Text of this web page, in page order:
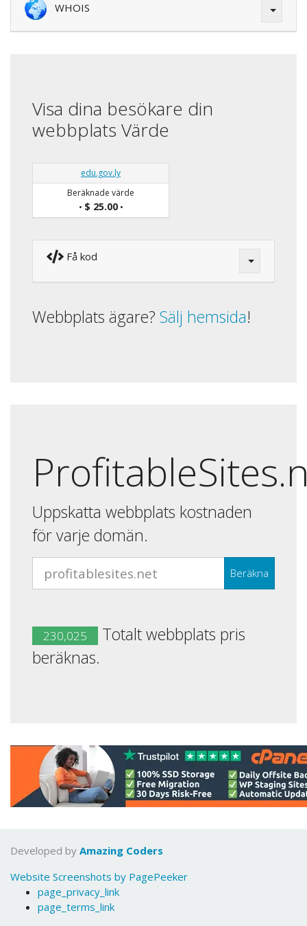
WHOIS
Visa dina besökare din
webbplats Värde
edu.gov.ly
Beräknade värde
• $ 25.00•
Få kod
Webbplats ägare? Sälj hemsida!
Uppskatta webbplats kostnaden
för varje domän.
Beräkna
230,025
Totalt webbplats pris
beräknas.
Developed by Amazing Coders
Website Screenshots by PagePeeker
page_privacy_link
page_terms_link